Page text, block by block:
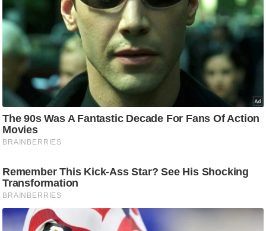
भु
म
हि
मा
ध
र्म
स्थ
ल
त
त्यो
हा
र